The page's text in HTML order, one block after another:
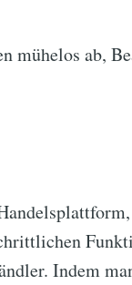
mühelos ab,
Indem